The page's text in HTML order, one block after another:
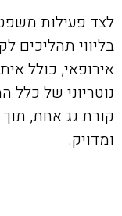
לצד פעילות
בליווי תהליכים
אירופאי, כולל
נוטריוני של
קורת גג אחת,
ומדויק.